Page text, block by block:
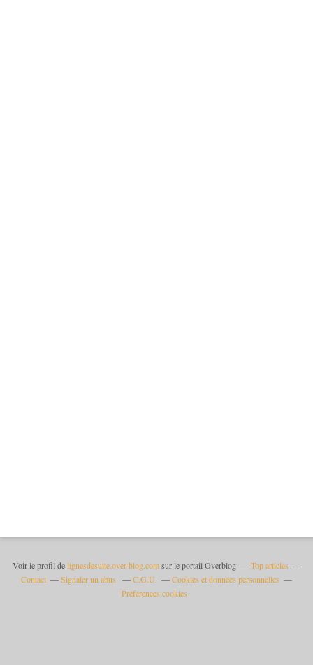
Voir le profil delignesdesuite.over-blog.comsur le portail Overblog
Top articles
Contact
Signaler un abus C.G.U.
Cookies et données personnelles
Préférences cookies